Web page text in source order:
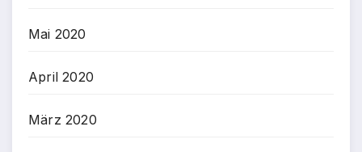
Mai 2020
April 2020
März 2020